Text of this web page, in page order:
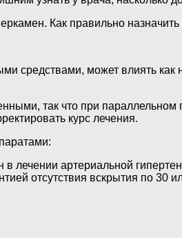
Как правильно назначить
средствами, может влиять
так что при
курс лечения.
артериальной
отсутствия вскрытия по 30